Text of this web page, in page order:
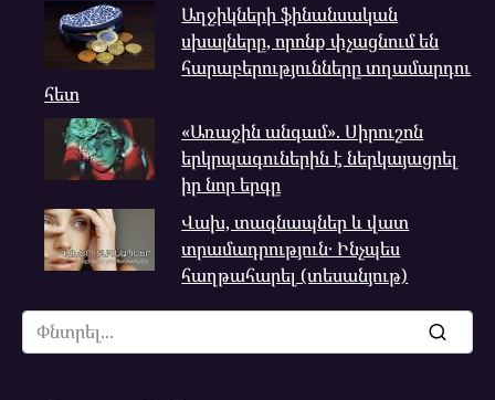
Աղջիկների ֆինանսական
սխալները, որոնք փչացնում են
հարաբերությունները տղամարդու
հետ
«Առաջին անգամ». Սիրուշոն
երկրպագուներին է ներկայացրել
իր նոր երգը
Վախ, տագնապներ և վատ
տրամադրություն․ Ինչպես
հաղթահարել (տեսանյութ)
Search
for: